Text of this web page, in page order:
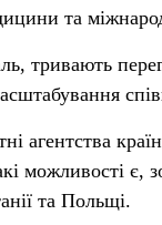
та
тривають
агентства
можливості
та Польщі.